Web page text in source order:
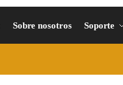
Sobre nosotros Soporte